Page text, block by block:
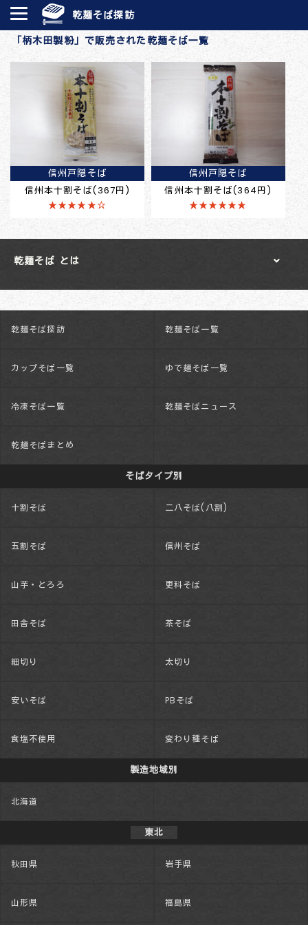
乾麺そば探訪
「柄木田製粉」で販売された乾麺そば一覧
信州戸隠そば
信州本十割そば(367円)
★★★★★☆
信州戸隠そば
信州本十割そば(364円)
★★★★★★
乾麺そば とは
乾麺そば探訪 乾麺そば一覧
カップそば一覧 ゆで麺そば一覧
冷凍そば一覧 乾麺そばニュース
乾麺そばまとめ
そばタイプ別
十割そば 二八そば(八割)
五割そば 信州そば
山芋・とろろ 更科そば
田舎そば 茶そば
細切り 太切り
安いそば PBそば
食塩不使用 変わり種そば
製造地域別
北海道
東北
秋田県 岩手県
山形県 福島県